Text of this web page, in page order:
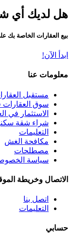
هل لديك أي
بيع العقارات الخاصة بك
ابدأ الآن!
معلومات عنا
مستقبل
سوق
الاستثمار في
شراء شقة
التعليمات
مكافحة الغش
مصطلحات
سياسة
الاتصال وخريطة
اتصل بنا
التعليمات
حسابي